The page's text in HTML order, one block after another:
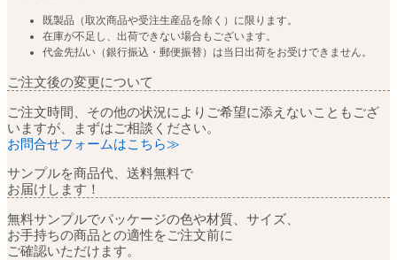
既製品（取次商品や受注生産品を除く）に限ります。
在庫が不足し、出荷できない場合もございます。
代金先払い（銀行振込・郵便振替）は当日出荷をお受けできません。
ご注文後の変更について
ご注文時間、その他の状況によりご希望に添えないこともござ
いますが、まずはご相談ください。
お問合せフォームはこちら≫
サンプルを商品代、送料無料で
お届けします！
無料サンプルでパッケージの色や材質、サイズ、
お手持ちの商品との適性をご注文前に
ご確認いただけます。